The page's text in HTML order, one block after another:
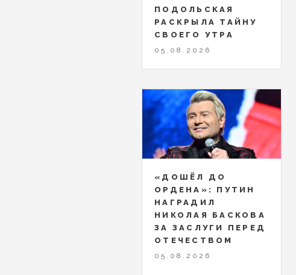
ПОДОЛЬСКАЯ
РАСКРЫЛА ТАЙНУ
СВОЕГО УТРА
05.08.2026
«ДОШЁЛ ДО
ОРДЕНА»: ПУТИН
НАГРАДИЛ
НИКОЛАЯ БАСКОВА
ЗА ЗАСЛУГИ ПЕРЕД
ОТЕЧЕСТВОМ
05.08.2026